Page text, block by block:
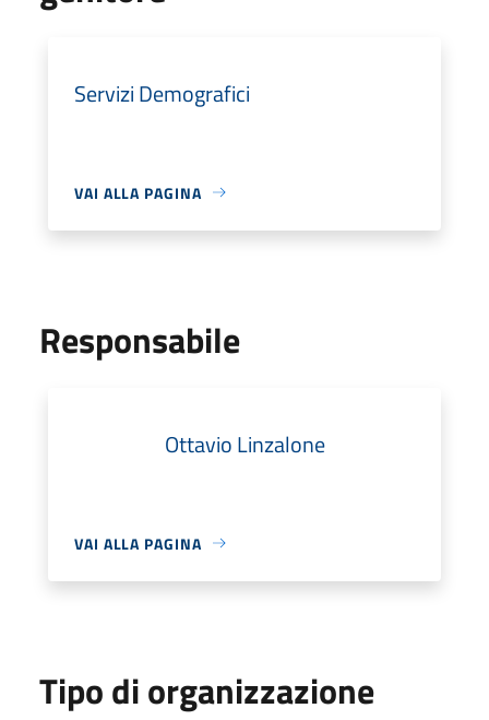
Servizi Demografici
VAI ALLA PAGINA
Responsabile
Ottavio Linzalone
VAI ALLA PAGINA
Tipo di organizzazione